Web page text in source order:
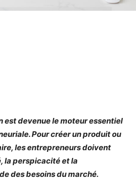
est devenue le moteur essentiel
Pour créer un produit ou
les entrepreneurs doivent
la perspicacité et la
des besoins du marché.